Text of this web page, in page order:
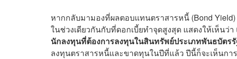
หากกลับมามองที่ผลตอบแทนตราสารหนี้ (Bond
ในช่วงเดียวกันกับที่ดอกเบี้ยทำจุดสูงสุด แสดงให้เห็นว่า
นักลงทุนที่ต้องการลงทุนในสินทรัพย์ประเภทพันธบัตร
ลงทุนตราสารหนี้และขาดทุนในปีที่แล้ว ปีนี้ก็จะเห็นกา